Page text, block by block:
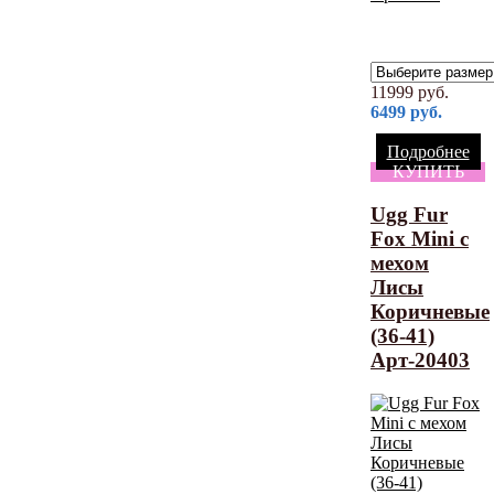
11999 руб.
6499 руб.
Подробнее
КУПИТЬ
Ugg Fur
Fox Mini с
мехом
Лисы
Коричневые
(36-41)
Арт-20403